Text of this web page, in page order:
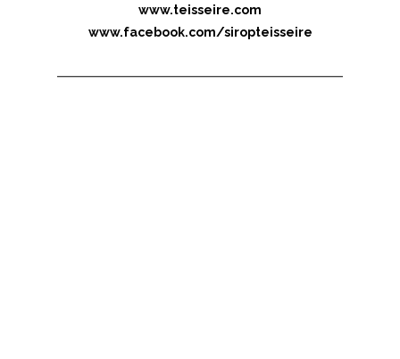
www.teisseire.com
www.facebook.com/siropteisseire